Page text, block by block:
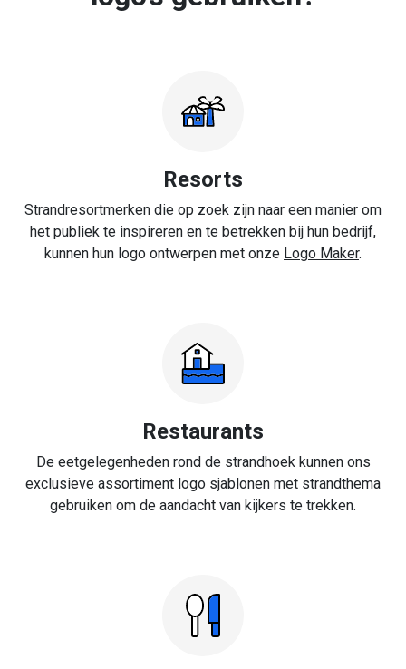
Resorts
Strandresortmerken die op zoek zijn naar een manier om
het publiek te inspireren en te betrekken bij hun bedrijf,
kunnen hun logo ontwerpen met onze Logo Maker.
Restaurants
De eetgelegenheden rond de strandhoek kunnen ons
exclusieve assortiment logo sjablonen met strandthema
gebruiken om de aandacht van kijkers te trekken.